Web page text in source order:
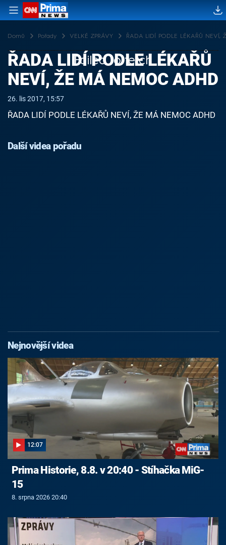
Domů Pořady VELKÉ ZPRÁVY ŘADA LIDÍ PODLE LÉKAŘŮ NEVÍ,
Failed to fetch
ŘADA LIDÍ PODLE LÉKAŘŮ
NEVÍ, ŽE MÁ NEMOC ADHD
26. lis 2017, 15:57
ŘADA LIDÍ PODLE LÉKAŘŮ NEVÍ, ŽE MÁ NEMOC ADHD
Další videa pořadu
Nejnovější videa
12:07
Prima Historie, 8.8. v 20:40 - Stíhačka MiG-
15
8. srpna 2026 20:40